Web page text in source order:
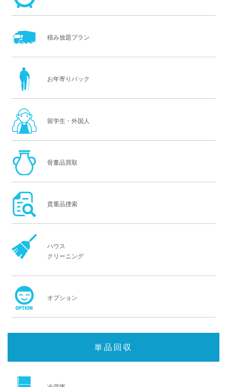
積み放題プラン
お年寄りパック
留学生・外国人
骨董品買取
貴重品捜索
ハウス
クリーニング
オプション
単品回収